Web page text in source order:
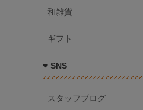
和雑貨
ギフト
SNS
スタッフブログ